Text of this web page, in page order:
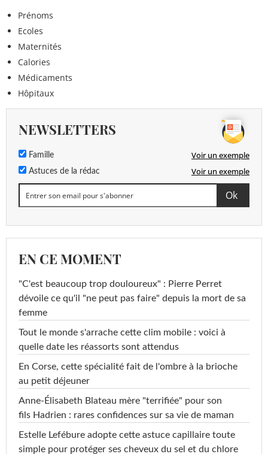
Prénoms
Ecoles
Maternités
Calories
Médicaments
Hôpitaux
NEWSLETTERS
Famille Voir un exemple
Astuces de la rédac Voir un exemple
EN CE MOMENT
"C'est beaucoup trop douloureux" : Pierre Perret
dévoile ce qu'il "ne peut pas faire" depuis la mort de sa
femme
Tout le monde s'arrache cette clim mobile : voici à
quelle date les réassorts sont attendus
En Corse, cette spécialité fait de l'ombre à la brioche
au petit déjeuner
Anne-Élisabeth Blateau mère "terrifiée" pour son
fils Hadrien : rares confidences sur sa vie de maman
Estelle Lefébure adopte cette astuce capillaire toute
simple pour protéger ses cheveux du sel et du chlore